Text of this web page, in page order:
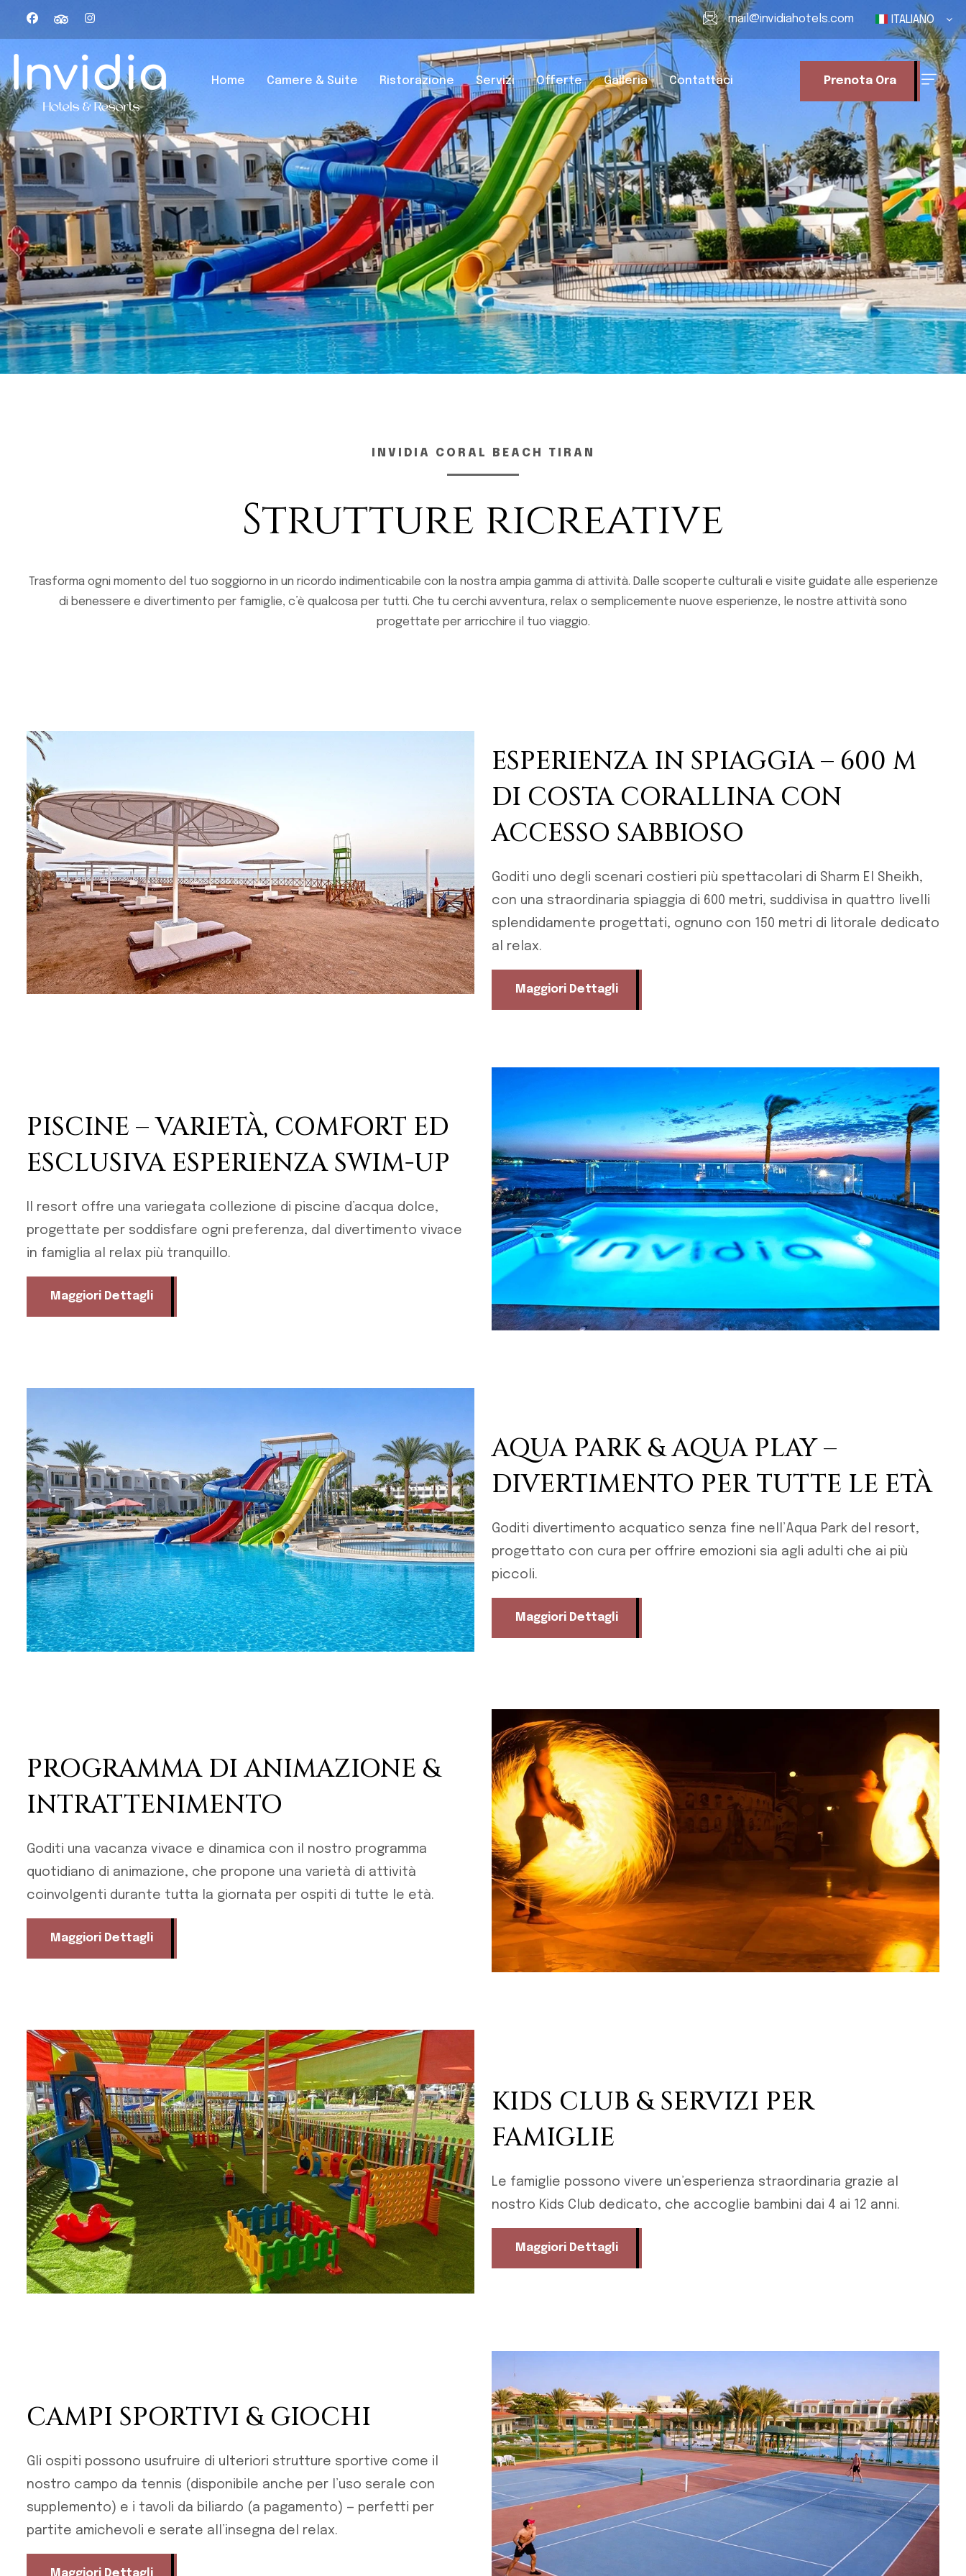
mail@invidiahotels.com ITALIANO
Home Camere & Suite Ristorazione Servizi Offerte Galleria Contattaci Prenota Ora
INVIDIA CORAL BEACH TIRAN
Strutture ricreative
Trasforma ogni momento del tuo soggiorno in un ricordo indimenticabile con la nostra ampia gamma di attività. Dalle scoperte culturali e visite guidate alle esperienze
di benessere e divertimento per famiglie, c’è qualcosa per tutti. Che tu cerchi avventura, relax o semplicemente nuove esperienze, le nostre attività sono
progettate per arricchire il tuo viaggio.
ESPERIENZA IN SPIAGGIA – 600 M
DI COSTA CORALLINA CON
ACCESSO SABBIOSO
Goditi uno degli scenari costieri più spettacolari di Sharm El Sheikh,
con una straordinaria spiaggia di 600 metri, suddivisa in quattro livelli
splendidamente progettati, ognuno con 150 metri di litorale dedicato
al relax.
Maggiori Dettagli
PISCINE – VARIETÀ, COMFORT ED
ESCLUSIVA ESPERIENZA SWIM-UP
Il resort offre una variegata collezione di piscine d’acqua dolce,
progettate per soddisfare ogni preferenza, dal divertimento vivace
in famiglia al relax più tranquillo.
Maggiori Dettagli
AQUA PARK & AQUA PLAY –
DIVERTIMENTO PER TUTTE LE ETÀ
Goditi divertimento acquatico senza fine nell’Aqua Park del resort,
progettato con cura per offrire emozioni sia agli adulti che ai più
piccoli.
Maggiori Dettagli
PROGRAMMA DI ANIMAZIONE &
INTRATTENIMENTO
Goditi una vacanza vivace e dinamica con il nostro programma
quotidiano di animazione, che propone una varietà di attività
coinvolgenti durante tutta la giornata per ospiti di tutte le età.
Maggiori Dettagli
KIDS CLUB & SERVIZI PER
FAMIGLIE
Le famiglie possono vivere un’esperienza straordinaria grazie al
nostro Kids Club dedicato, che accoglie bambini dai 4 ai 12 anni.
Maggiori Dettagli
CAMPI SPORTIVI & GIOCHI
Gli ospiti possono usufruire di ulteriori strutture sportive come il
nostro campo da tennis (disponibile anche per l’uso serale con
supplemento) e i tavoli da biliardo (a pagamento) — perfetti per
partite amichevoli e serate all’insegna del relax.